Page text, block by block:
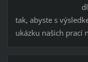
tak, abyste s
ukázku našich prací